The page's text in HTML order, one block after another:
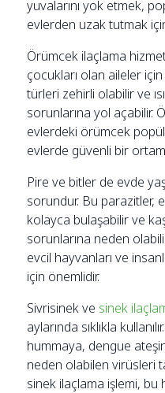
yuvalarını yok etmek,
evlerden uzak tutmak için
Örümcek ilaçlama
çocukları olan aileler
türleri zehirli olabilir ve
sorunlarına yol açabilir.
evlerdeki örümcek
evlerde güvenli bir ortam
Pire ve bitler de evde
sorundur. Bu parazitler,
kolayca bulaşabilir ve
sorunlarına neden
evcil hayvanları ve
için önemlidir.
Sivrisinek ve sinek
aylarında sıklıkla
hummaya, dengue
neden olabilen virüsleri
sinek ilaçlama işlemi,